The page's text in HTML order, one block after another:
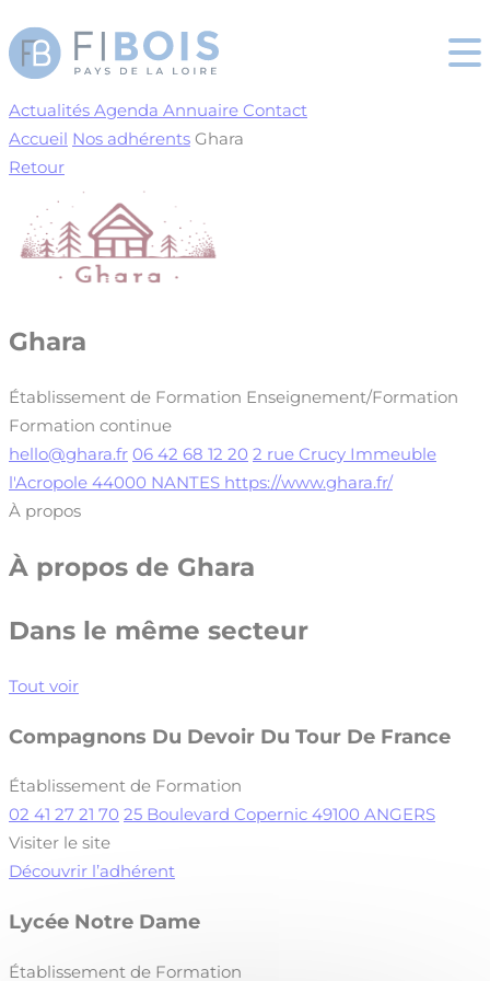
Actualités Agenda Annuaire Contact
Accueil Nos adhérents Ghara
Retour
Ghara
Établissement de Formation Enseignement/Formation
Formation continue
hello@ghara.fr 06 42 68 12 20 2 rue Crucy Immeuble
l'Acropole 44000 NANTES https://www.ghara.fr/
À propos
À propos de Ghara
Dans le même secteur
Tout voir
Compagnons Du Devoir Du Tour De France
Établissement de Formation
02 41 27 21 70 25 Boulevard Copernic 49100 ANGERS
Visiter le site
Découvrir l’adhérent
Lycée Notre Dame
Établissement de Formation